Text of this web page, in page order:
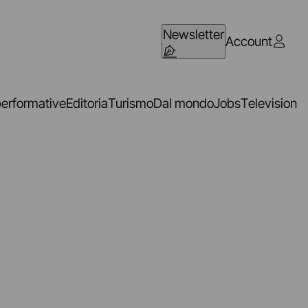
NewsletterAccount
EditoriaTurismoDal mondoJobsTelevision